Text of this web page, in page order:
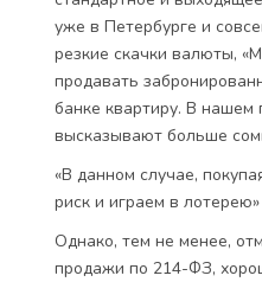
уже в Петербурге и
резкие скачки валюты,
продавать
банке квартиру. В нашем
высказывают больше
«В данном случае,
риск и играем в
Однако, тем не менее,
продажи по 214-ФЗ,